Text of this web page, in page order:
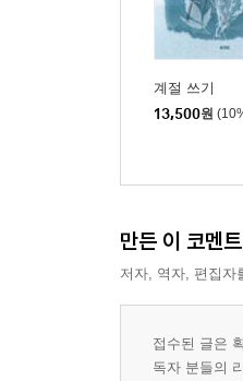
계절 쓰기
13,500원
만든 이 코멘트
저자, 역자, 편집자
접수된 글은
독자 분들의